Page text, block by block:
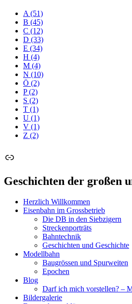
A (51)
B (45)
C (12)
D (33)
E (34)
H (4)
M (4)
N (10)
Ö (2)
P(2)
S (2)
T (1)
U (1)
V (1)
Z (2)
Link
Geschichten der großen
Herzlich Willkommen
Eisenbahn im Grossbetrieb
Die DB in den Siebzigern
Streckenporträts
Bahntechnik
Geschichten und Geschichte
Modellbahn
Baugrössen und Spurweiten
Epochen
Blog
Darf ich mich vorstellen? –
Bildergalerie